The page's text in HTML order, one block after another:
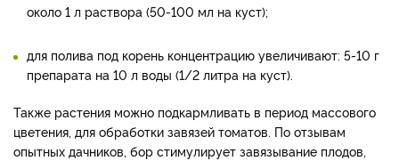
около 1 л раствора (50-100 мл на куст);
для полива под корень концентрацию увеличивают: 5-10 г
препарата на 10 л воды (1/2 литра на куст).
Также растения можно подкармливать в период массового
цветения, для обработки завязей томатов. По отзывам
опытных дачников, бор стимулирует завязывание плодов,